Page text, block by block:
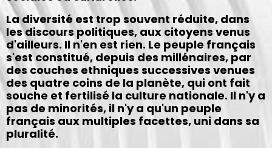
La diversité est trop souvent réduite, dans
les discours politiques, aux citoyens venus
d'ailleurs. Il n'en est rien. Le peuple français
s'est constitué, depuis des millénaires, par
des couches ethniques successives venues
des quatre coins de la planète, qui ont fait
souche et fertilisé la culture nationale. Il n'y a
pas de minorités, il n'y a qu'un peuple
français aux multiples facettes, uni dans sa
pluralité.